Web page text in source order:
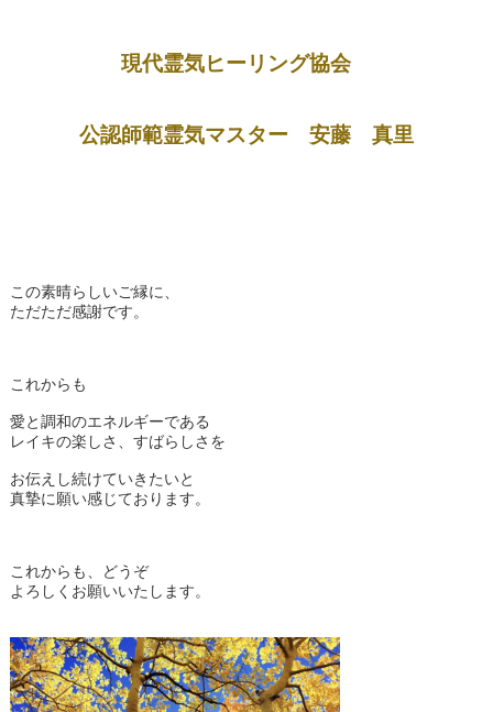
現代霊気ヒーリング協会
公認師範霊気マスター 安藤 真里
この素晴らしいご縁に、
ただただ感謝です。
これからも
愛と調和のエネルギーである
レイキの楽しさ、すばらしさを
お伝えし続けていきたいと
真摯に願い感じております。
これからも、どうぞ
よろしくお願いいたします。